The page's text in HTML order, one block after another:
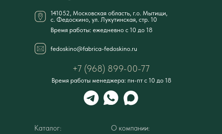
141052, Московская область, г.о. Мытищи,
с. Федоскино, ул. Лукутинская, стр. 10
+7 (968) 899-00-77
Время работы: ежедневно с 10 до 18
Время работы менеджера: пн-пт с 10 до 18
Каталог:
О компании:
fedoskino@fabrica-fedoskino.ru